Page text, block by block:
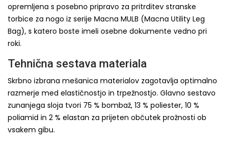
opremljena s posebno pripravo za pritrditev stranske
torbice za nogo iz serije Macna MULB (Macna Utility Leg
Bag), s katero boste imeli osebne dokumente vedno pri
roki.
Tehnična sestava materiala
Skrbno izbrana mešanica materialov zagotavlja optimalno
razmerje med elastičnostjo in trpežnostjo. Glavno sestavo
zunanjega sloja tvori 75 % bombaž, 13 % poliester, 10 %
poliamid in 2 % elastan za prijeten občutek prožnosti ob
vsakem gibu.